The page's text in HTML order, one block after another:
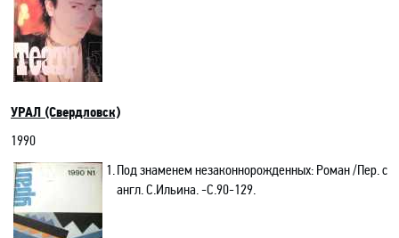
УРАЛ (Свердловск)
1990
1.Под знаменем незаконнорожденных: Роман /Пер. с
англ. С.Ильина. -C.90-129.